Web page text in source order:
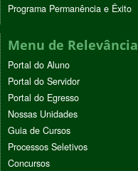
Programa Permanência e Êxito
Menu de Relevância
Portal do Aluno
Portal do Servidor
Portal do Egresso
Nossas Unidades
Guia de Cursos
Processos Seletivos
Concursos